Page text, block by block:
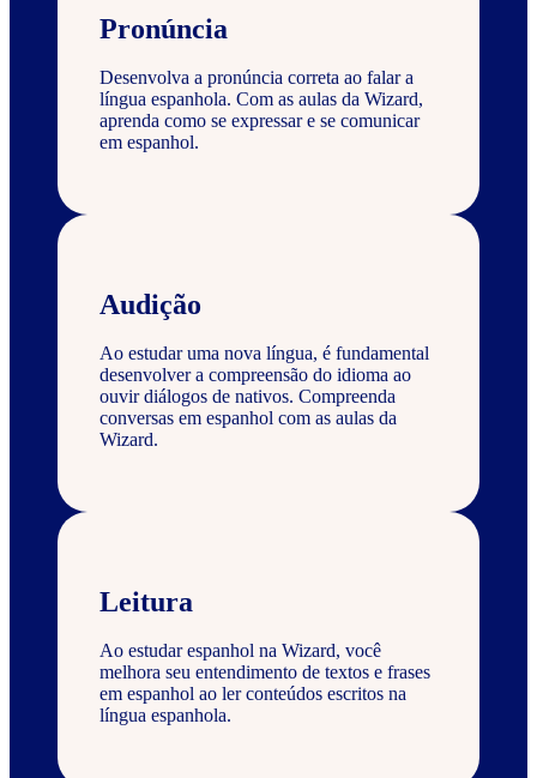
Pronúncia
Desenvolva a pronúncia correta ao falar a
língua espanhola. Com as aulas da Wizard,
aprenda como se expressar e se comunicar
em espanhol.
Audição
Ao estudar uma nova língua, é fundamental
desenvolver a compreensão do idioma ao
ouvir diálogos de nativos. Compreenda
conversas em espanhol com as aulas da
Wizard.
Leitura
Ao estudar espanhol na Wizard, você
melhora seu entendimento de textos e frases
em espanhol ao ler conteúdos escritos na
língua espanhola.